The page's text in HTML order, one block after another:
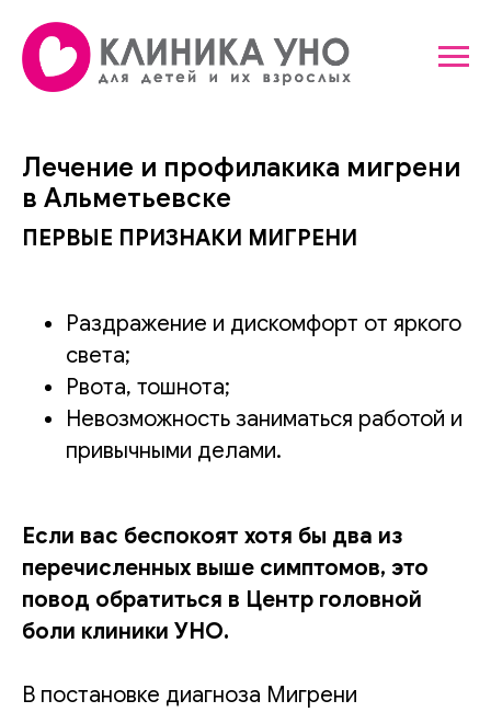
Лечение и профилакика мигрени
в Альметьевске
ПЕРВЫЕ ПРИЗНАКИ МИГРЕНИ
Раздражение и дискомфорт от яркого
света;
Рвота, тошнота;
Невозможность заниматься работой и
привычными делами.
Если вас беспокоят хотя бы два из
перечисленных выше симптомов, это
повод обратиться в Центр головной
боли клиники УНО.
В постановке диагноза Мигрени